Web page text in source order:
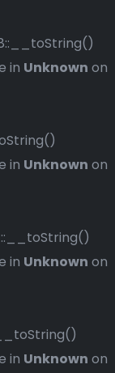
in Unknown on
in Unknown on
in Unknown on
in Unknown on